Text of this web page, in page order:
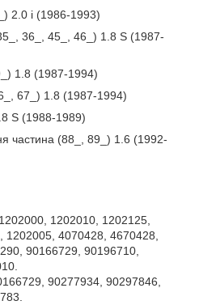
2.0 i (1986-1993)
36_, 45_, 46_) 1.8 S (1987-
1.8 (1987-1994)
67_) 1.8 (1987-1994)
S (1988-1989)
частина (88_, 89_) 1.6 (1992-
1202010, 1202125,
4070428, 4670428,
90166729, 90196710,
90277934, 90297846,